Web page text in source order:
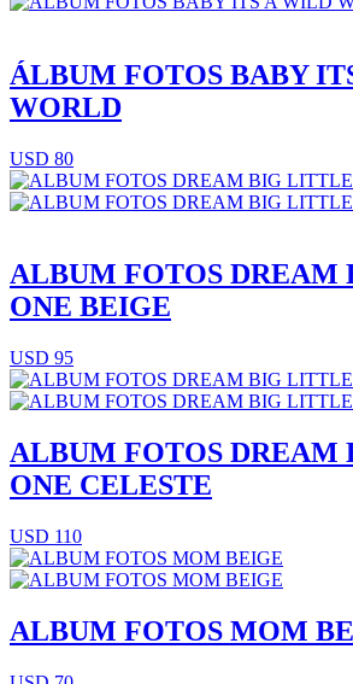
ÁLBUM FOTOS BABY
WORLD
USD 80
ALBUM FOTOS
ONE BEIGE
USD 95
ALBUM FOTOS
ONE CELESTE
USD 110
ALBUM FOTOS MOM